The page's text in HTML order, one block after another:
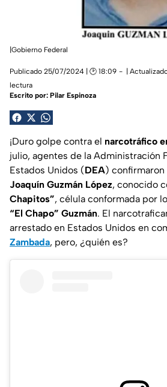
|Gobierno Federal
Publicado 25/07/2024 | 🕑 18:09 |
lectura
Escrito por: Pilar Espinoza
¡Duro golpe contra el narcotráfico
julio, agentes de la Administración
Estados Unidos (DEA)
Joaquín Guzmán López, conocido
Chapitos”, célula conformada por
“El Chapo” Guzmán. El
arrestado en Estados Unidos en
Zambada, pero, ¿quién es?